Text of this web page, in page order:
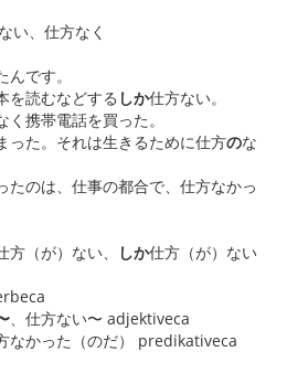
、仕方なく
です。
を読むなどする しか仕方ない。
携帯電話を買った。
った。それは生きるために仕方のな
たのは、仕事の都合で、仕方なかっ
方（が）ない、 しか仕方（が）ない
、仕方ない〜 adjektiveca
なかった（のだ） predikativeca